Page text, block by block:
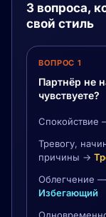
3 вопроса,
свой стиль
ВОПРОС 1
Партнёр не
чувствуете?
Спокойствие
Тревогу,
причины →
Облегчение
Избегающий